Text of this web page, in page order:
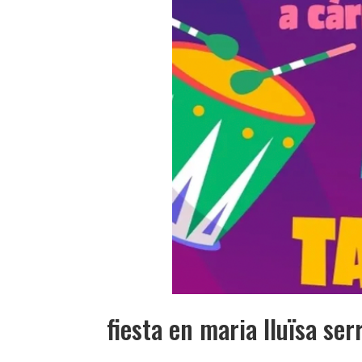
fiesta en maria lluïsa